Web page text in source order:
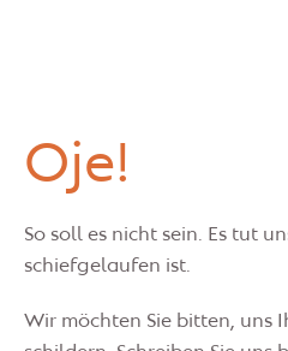
Oje!
So soll es nicht sein. Es tut
schiefgelaufen ist.
Wir möchten Sie bitten, uns